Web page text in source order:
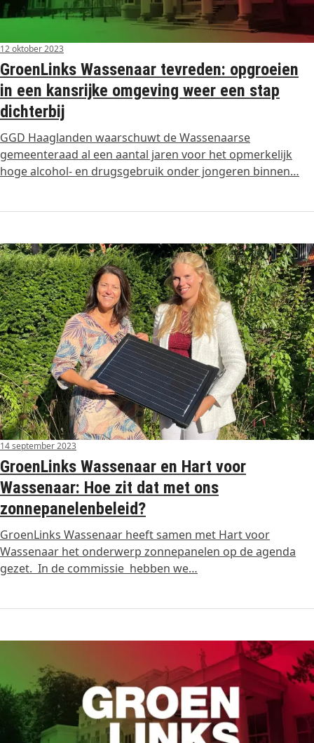
12 oktober 2023
GroenLinks Wassenaar tevreden: opgroeien
in een kansrijke omgeving weer een stap
dichterbij
GGD Haaglanden waarschuwt de Wassenaarse
gemeenteraad al een aantal jaren voor het opmerkelijk
hoge alcohol- en drugsgebruik onder jongeren binnen…
14 september 2023
GroenLinks Wassenaar en Hart voor
Wassenaar: Hoe zit dat met ons
zonnepanelenbeleid?
GroenLinks Wassenaar heeft samen met Hart voor
Wassenaar het onderwerp zonnepanelen op de agenda
gezet. In de commissie hebben we…